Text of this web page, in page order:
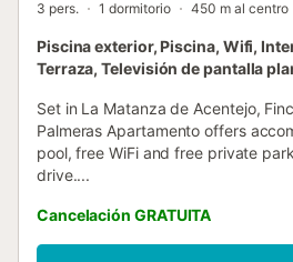
3 pers. 1 dormitorio 450 m al centro
Piscina exterior, Piscina, Wifi,
Terraza, Televisión de pantalla
Set in La Matanza de Acentejo,
Palmeras Apartamento offers
pool, free WiFi and free private
drive....
Cancelación GRATUITA